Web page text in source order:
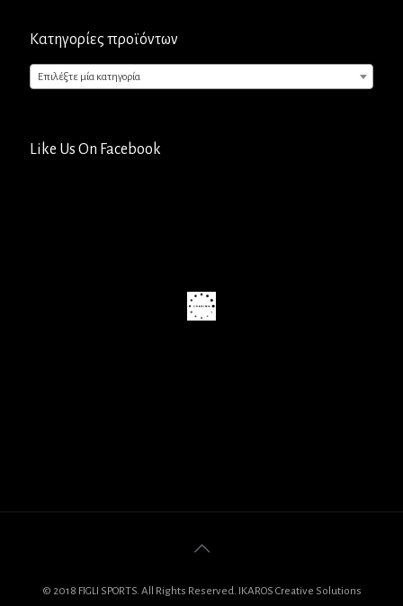
Κατηγορίες προϊόντων
Επιλέξτε μία κατηγορία
Like Us On Facebook
© 2018 FIGLI SPORTS. All Rights Reserved. IKAROS Creative Solutions